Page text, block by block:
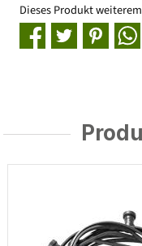
Dieses Produkt